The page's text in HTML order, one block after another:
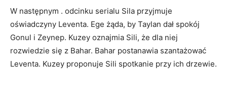
W następnym . odcinku serialu Sila przyjmuje
oświadczyny Leventa. Ege żąda, by Taylan dał spokój
Gonul i Zeynep. Kuzey oznajmia Sili, że dla niej
rozwiedzie się z Bahar. Bahar postanawia szantażować
Leventa. Kuzey proponuje Sili spotkanie przy ich drzewie.